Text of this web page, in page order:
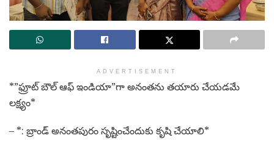
ADVERTISEMENT
*”ఫ్రూట్ బౌల్ ఆఫ్ ఇండియా”గా అనంతను తయారు చేయడమే
లక్ష్యం*
– *: బ్రాండ్ అనంతపురం సృష్టించేందుకు కృషి చేయాలి*